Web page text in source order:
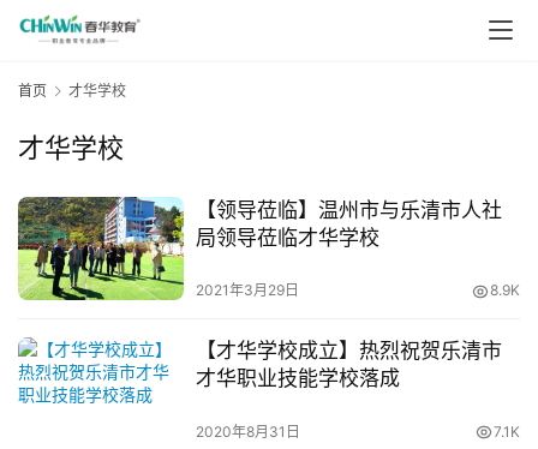
首页 才华学校
才华学校
【领导莅临】温州市与乐清市人社
局领导莅临才华学校
2021年3月29日 8.9K
【才华学校成立】热烈祝贺乐清市
才华职业技能学校落成
2020年8月31日 7.1K